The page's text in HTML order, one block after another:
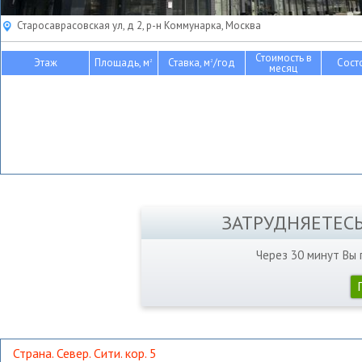
Старосаврасовская ул, д 2, р-н Коммунарка, Москва
Этаж Площадь, м2 Ставка, м2/год Стоимость в
месяц
Через 30 минут Вы
Страна. Север. Сити. кор. 5